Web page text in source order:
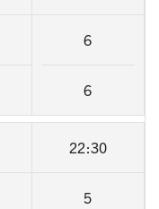
6
6
22:30
5